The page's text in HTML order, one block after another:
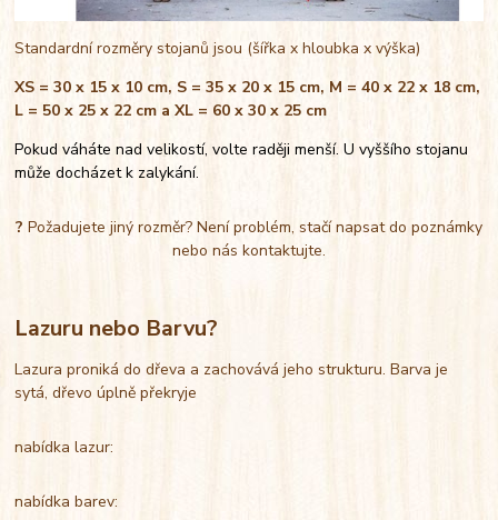
Standardní rozměry stojanů jsou (šířka x hloubka x výška)
XS = 30 x 15 x 10 cm, S = 35 x 20 x 15 cm, M = 40 x 22 x 18 cm,
L = 50 x 25 x 22 cm a XL = 60 x 30 x 25 cm
Pokud váháte nad velikostí, volte raději menší. U vyššího stojanu
může docházet k zalykání.
? Požadujete jiný rozměr? Není problém, stačí napsat do poznámky
nebo nás kontaktujte.
Lazuru nebo Barvu?
Lazura proniká do dřeva a zachovává jeho strukturu. Barva je
sytá, dřevo úplně překryje
nabídka lazur:
nabídka barev: